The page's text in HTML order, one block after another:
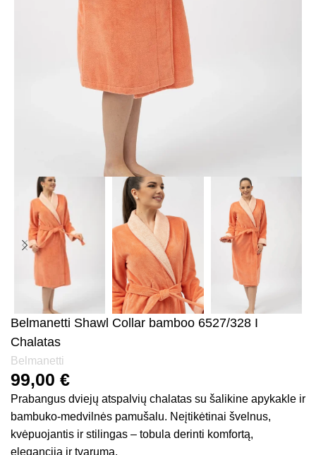
Belmanetti Shawl Collar bamboo 6527/328 I
Chalatas
Belmanetti
99,00 €
Prabangus dviejų atspalvių chalatas su šalikine apykakle ir
bambuko-medvilnės pamušalu. Neįtikėtinai švelnus,
kvėpuojantis ir stilingas – tobula derinti komfortą,
eleganciją ir tvarumą.